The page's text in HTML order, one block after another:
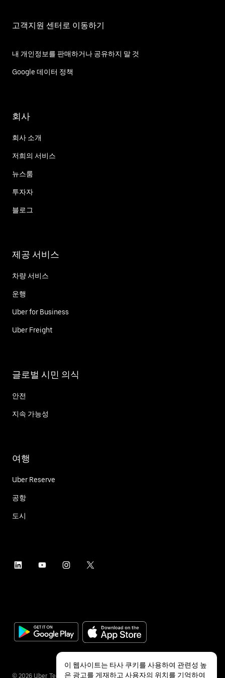
고객지원 센터로 이동하기
내 개인정보를 판매하거나 공유하지 말 것
Google 데이터 정책
회사
회사 소개
저희의 서비스
뉴스룸
투자자
블로그
제공 서비스
차량 서비스
운행
Uber for Business
Uber Freight
글로벌 시민 의식
안전
지속 가능성
여행
Uber Reserve
공항
도시
© 2026 Uber Technologies Inc.
이 웹사이트는 타사 쿠키를 사용하여 관련성 높
은 광고를 게재하고 사용자의 위치를 기억하여